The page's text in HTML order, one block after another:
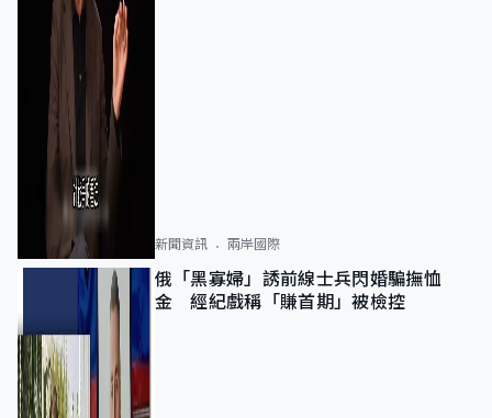
新聞資訊 兩岸國際
俄「黑寡婦」誘前線士兵閃婚騙撫恤
金 經紀戲稱「賺首期」被檢控